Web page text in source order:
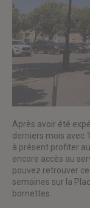
Après avoir été
derniers mois avec
à présent profiter
encore accès au
pouvez retrouver
semaines sur la
bornettes.